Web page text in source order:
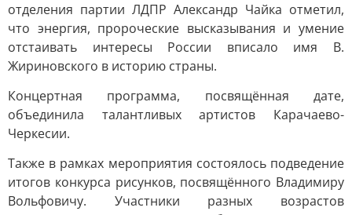
отделения партии ЛДПР Александр Чайка отметил,
что энергия, пророческие высказывания и умение
отстаивать интересы России вписало имя В.
Жириновского в историю страны.
Концертная программа, посвящённая дате,
объединила талантливых артистов Карачаево-
Черкесии.
Также в рамках мероприятия состоялось подведение
итогов конкурса рисунков, посвящённого Владимиру
Вольфовичу. Участники разных возрастов